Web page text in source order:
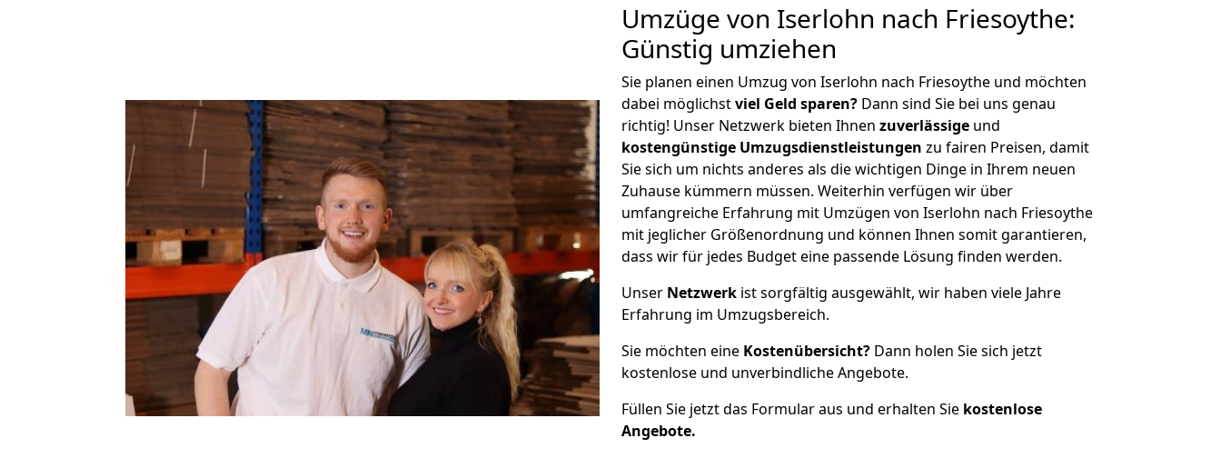
Umzüge von Iserlohn nach Friesoythe:
Günstig umziehen
Sie planen einen Umzug von Iserlohn nach Friesoythe und möchten
dabei möglichstviel Geld sparen? Dann sind Sie bei uns genau
richtig! Unser Netzwerk bieten Ihnen zuverlässige und
kostengünstige Umzugsdienstleistungen zu fairen Preisen, damit
Sie sich um nichts anderes als die wichtigen Dinge in Ihrem neuen
Zuhause kümmern müssen. Weiterhin verfügen wir über
umfangreiche Erfahrung mit Umzügen von Iserlohn nach Friesoythe
mit jeglicher Größenordnung und können Ihnen somit garantieren,
dass wir für jedes Budget eine passende Lösung finden werden.
Unser Netzwerk ist sorgfältig ausgewählt, wir haben viele Jahre
Erfahrung im Umzugsbereich.
Sie möchten eine Kostenübersicht? Dann holen Sie sich jetzt
kostenlose und unverbindliche Angebote.
Füllen Sie jetzt das Formular aus und erhalten Sie kostenlose
Angebote.